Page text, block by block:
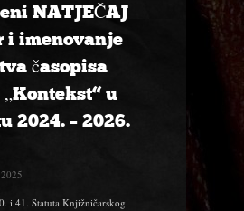
NATJEČAJ
i imenovanje
časopisa
u
2024. – 2026.
i 41. Statuta Knjižničarskog